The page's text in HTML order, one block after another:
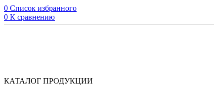
0 Список избранного
0 К сравнению
КАТАЛОГ ПРОДУКЦИИ